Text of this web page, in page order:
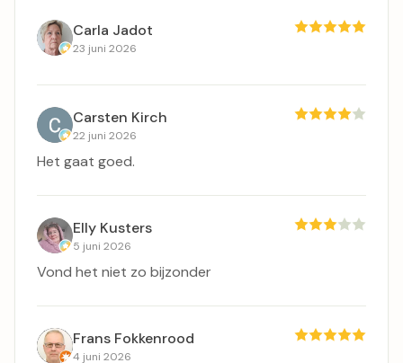
Carla Jadot
23 juni 2026
Carsten Kirch
22 juni 2026
Het gaat goed.
Elly Kusters
5 juni 2026
Vond het niet zo bijzonder
Frans Fokkenrood
4 juni 2026